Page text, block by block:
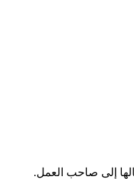
إلى صاحب العمل.